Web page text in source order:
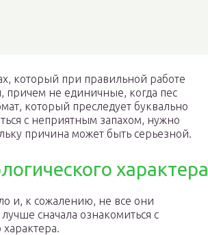
который при правильной работе
причем не единичные, когда пес
который преследует буквально
с неприятным запахом, нужно
причина может быть серьезной.
характера
и, к сожалению, не все они
сначала ознакомиться с